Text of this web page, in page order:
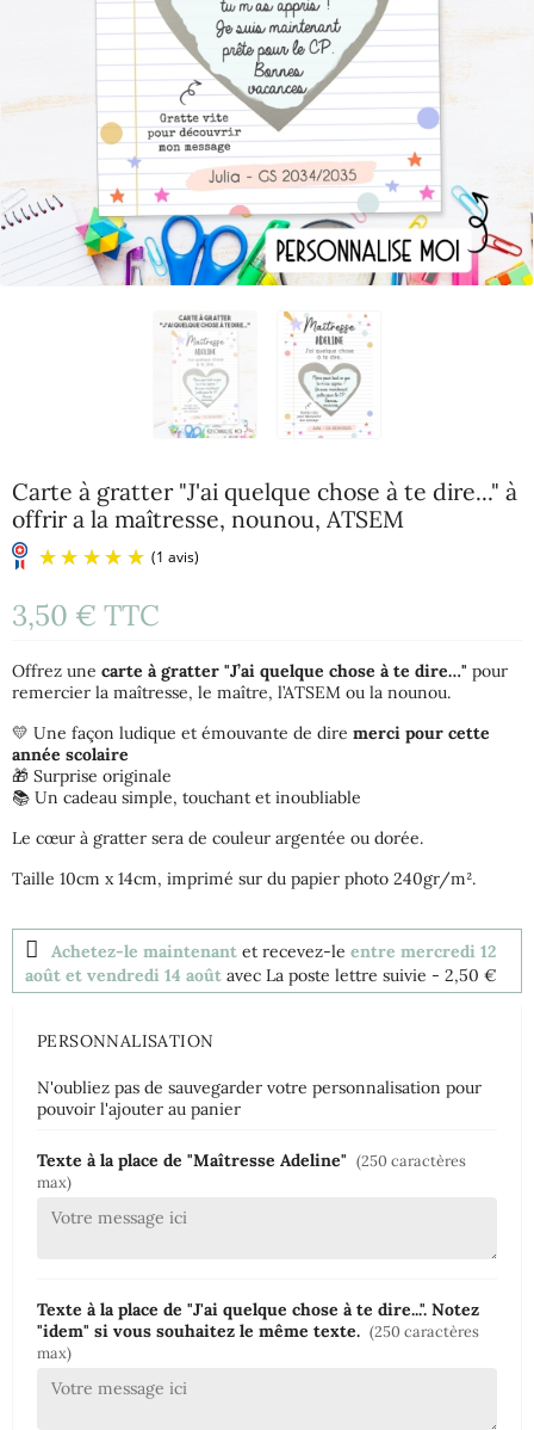
Carte à gratter "J'ai quelque chose à te dire..." à
offrir a la maîtresse, nounou, ATSEM
3,50 € TTC
Offrez une carte à gratter "J’ai quelque chose à te dire…" pour
remercier la maîtresse, le maître, l’ATSEM ou la nounou.
💛 Une façon ludique et émouvante de dire merci pour cette
année scolaire
🎁 Surprise originale
📚 Un cadeau simple, touchant et inoubliable
Le cœur à gratter sera de couleur argentée ou dorée.
Taille 10cm x 14cm, imprimé sur du papier photo 240gr/m².
Achetez-le maintenant et recevez-le entre mercredi 12
août et vendredi 14 août avec La poste lettre suivie - 2,50 €
PERSONNALISATION
N'oubliez pas de sauvegarder votre personnalisation pour
pouvoir l'ajouter au panier
Texte à la place de "Maîtresse Adeline" (250 caractères
max)
Texte à la place de "J'ai quelque chose à te dire...". Notez
"idem" si vous souhaitez le même texte. (250 caractères
max)